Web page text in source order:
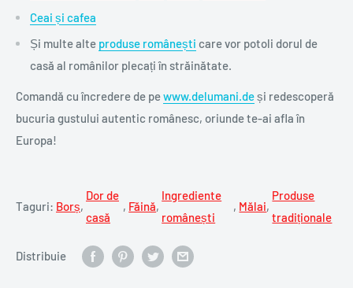
Ceai și cafea
Și multe alte produse românești care vor potoli dorul de
casă al românilor plecați în străinătate.
Comandă cu încredere de pewww.delumani.deși redescoperă
bucuria gustului autentic românesc, oriunde te-ai afla în
Europa!
Taguri: Borș,
Dor de
casă
, Făină,
Ingrediente
românești
, Mălai,
Produse
tradiționale
Distribuie